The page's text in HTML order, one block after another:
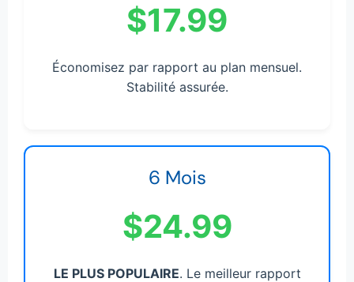
$17.99
Économisez par rapport au plan mensuel.
Stabilité assurée.
6 Mois
$24.99
LE PLUS POPULAIRE. Le meilleur rapport